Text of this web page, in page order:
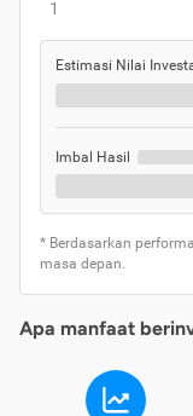
1
Estimasi Nilai
Imbal Hasil
* Berdasarkan
masa depan.
Apa manfaat